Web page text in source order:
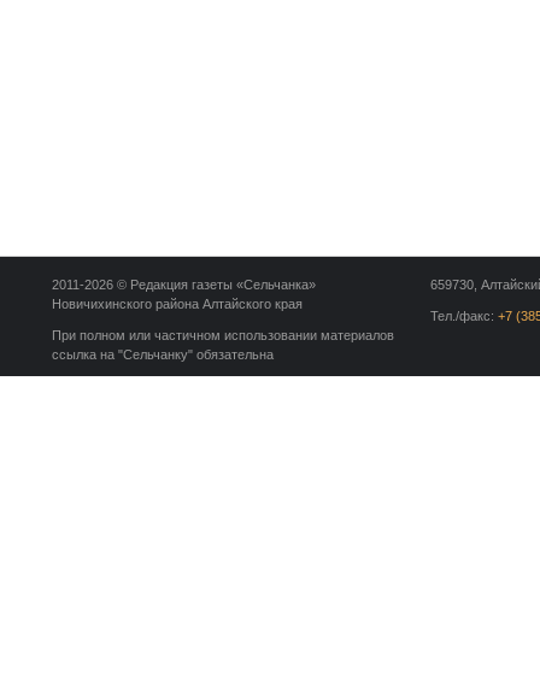
659730,
Тел./факс: +7
2011-2026 © Редакция газеты «Сельчанка»
Новичихинского района Алтайского края
При полном или частичном использовании материалов
ссылка на "Сельчанку" обязательна